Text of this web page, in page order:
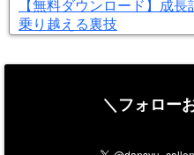
【無料ダウンロード】成
乗り越える裏技
＼フォロー